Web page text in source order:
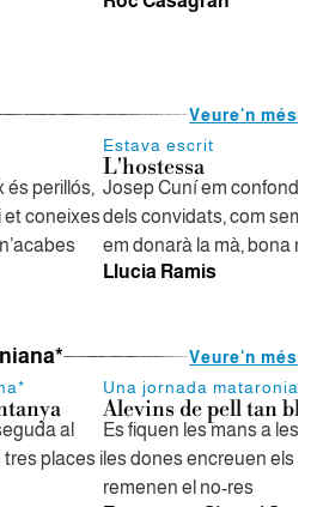
Veure'n més
és perillós,
et coneixes
Estava escrit
L'hostessa
Josep Cuní em
dels convidats, com
em donarà la mà, bona nit
Llucia Ramis
Veure'n més
al
places i
Una jornada
Alevins de pell tan
Es fiquen les mans a les
les dones encreuen els
remenen el no-res